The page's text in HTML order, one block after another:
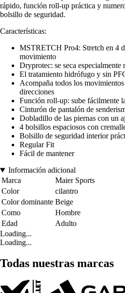
rápido, función roll-up práctica y
bolsillo de seguridad.
Características:
MSTRETCH Pro4: Stretch en 4
movimiento
Dryprotec: se seca especialmente
El tratamiento hidrófugo y sin
Acompaña todos los
direcciones
Función roll-up: sube fácilmente
Cinturón de pantalón de
Dobladillo de las piernas con un
4 bolsillos espaciosos con
Bolsillo de seguridad interior
Regular Fit
Fácil de mantener
Información adicional
Marca
Maier Sports
Color
cilantro
Color dominante Beige
Como
Hombre
Edad
Adulto
Loading...
Loading...
Todas nuestras marcas